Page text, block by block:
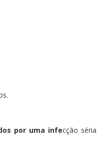
por uma infecção séria